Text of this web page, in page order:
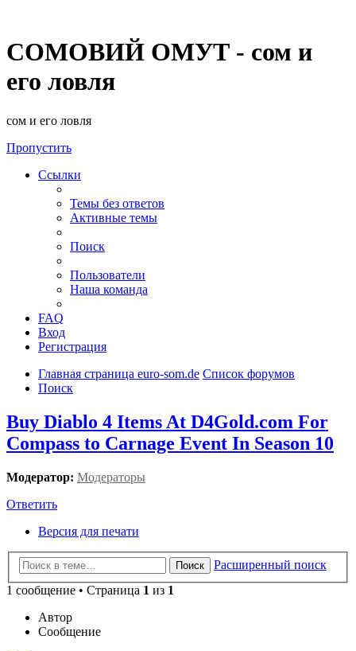
СОМОВИЙ ОМУТ - сом и
его ловля
сом и его ловля
Пропустить
Ссылки
Темы без ответов
Активные темы
Поиск
Пользователи
Наша команда
FAQ
Вход
Регистрация
Главная страница euro-som.de Список форумов
Поиск
Buy Diablo 4 Items At D4Gold.com For
Compass to Carnage Event In Season 10
Модератор: Модераторы
Ответить
Версия для печати
Поиск
Расширенный поиск
1 сообщение • Страница 1 из 1
Автор
Сообщение